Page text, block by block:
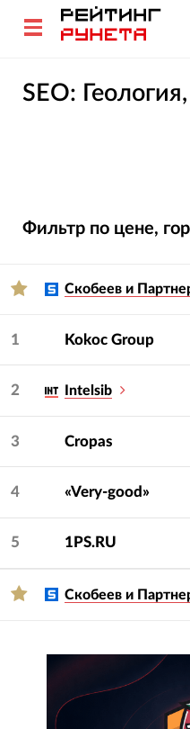
SEO:
Фильтр по цене,
Скобеев и
1 Kokoc Group
2 Intelsib
3 Cropas
4 «Very-good»
5 1PS.RU
Скобеев и